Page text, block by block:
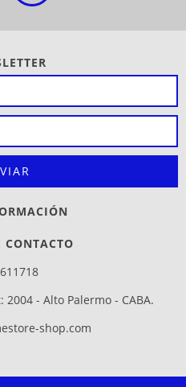
CONTACTO
2004 - Alto Palermo - CABA.
shop.com